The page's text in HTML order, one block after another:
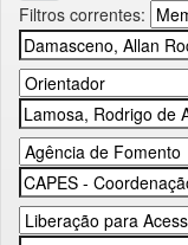
Filtros correntes: